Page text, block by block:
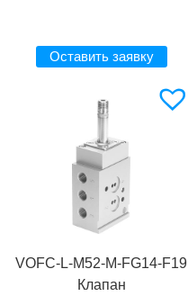
Оставить заявку
VOFC-L-M52-M-FG14-F19
Клапан